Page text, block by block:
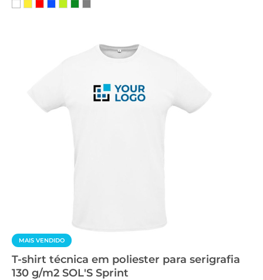
MAIS VENDIDO
T-shirt técnica em poliester para serigrafia
130 g/m2 SOL'S Sprint